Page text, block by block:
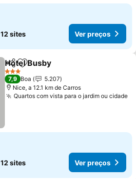
12 sites Ver preços
PartilharAdicionar aos favoritos
Hotel Busby
3 Estrelas
7,9 Boa
5.207
Nice, a 12.1 km de Carros
Quartos com vista para o jardim ou cidade
12 sites Ver preços